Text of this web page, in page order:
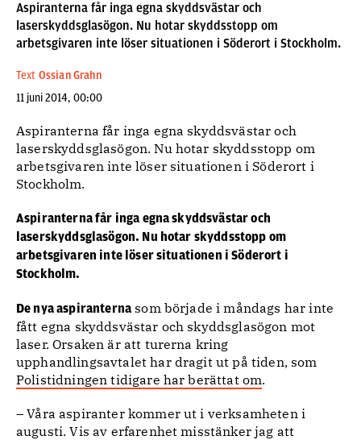
Aspiranterna får inga egna skyddsvästar och
laserskyddsglasögon. Nu hotar skyddsstopp om
arbetsgivaren inte löser situationen i Söderort i Stockholm.
Text Ossian Grahn
11 juni 2014, 00:00
Aspiranterna får inga egna skyddsvästar och
laserskyddsglasögon. Nu hotar skyddsstopp om
arbetsgivaren inte löser situationen i Söderort i
Stockholm.
Aspiranterna får inga egna skyddsvästar och
laserskyddsglasögon. Nu hotar skyddsstopp om
arbetsgivaren inte löser situationen i Söderort i
Stockholm.
De nya aspiranternasom började i måndags har inte
fått egna skyddsvästar och skyddsglasögon mot
laser. Orsaken är att turerna kring
upphandlingsavtalet har dragit ut på tiden, som
Polistidningen tidigare har berättat om.
– Våra aspiranter kommer ut i verksamheten i
augusti. Vis av erfarenhet misstänker jag att